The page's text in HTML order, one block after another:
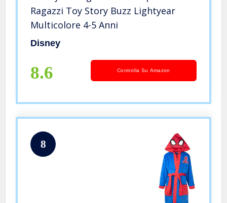
Ragazzi Toy Story Buzz Lightyear
Multicolore 4-5 Anni
Disney
8.6 Controlla Su Amazon
8